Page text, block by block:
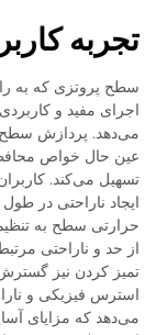
تجربه
سطح پروتزی که به
اجرای مفید و
می‌دهد. پردازش
عین حال خواص
تسهیل می‌کند.
ایجاد ناراحتی در
حرارتی سطح به
از حد و ناراحتی
تمیز کردن نیز
استرس فیزیکی و
می‌دهد که مزایای